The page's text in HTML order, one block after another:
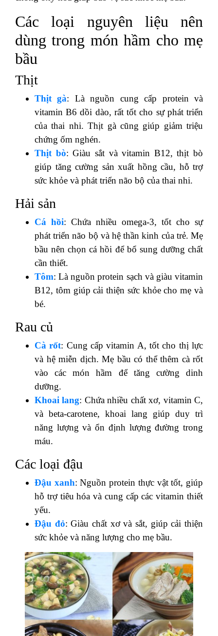
Các loại nguyên liệu nên
dùng trong món hầm cho mẹ
bầu
Thịt
Thịt gà: Là nguồn cung cấp protein và
vitamin B6 dồi dào, rất tốt cho sự phát triển
của thai nhi. Thịt gà cũng giúp giảm triệu
chứng ốm nghén.
Thịt bò: Giàu sắt và vitamin B12, thịt bò
giúp tăng cường sản xuất hồng cầu, hỗ trợ
sức khỏe và phát triển não bộ của thai nhi.
Hải sản
Cá hồi: Chứa nhiều omega-3, tốt cho sự
phát triển não bộ và hệ thần kinh của trẻ. Mẹ
bầu nên chọn cá hồi để bổ sung dưỡng chất
cần thiết.
Tôm: Là nguồn protein sạch và giàu vitamin
B12, tôm giúp cải thiện sức khỏe cho mẹ và
bé.
Rau củ
Cà rốt: Cung cấp vitamin A, tốt cho thị lực
và hệ miễn dịch. Mẹ bầu có thể thêm cà rốt
vào các món hầm để tăng cường dinh
dưỡng.
Khoai lang: Chứa nhiều chất xơ, vitamin C,
và beta-carotene, khoai lang giúp duy trì
năng lượng và ổn định lượng đường trong
máu.
Các loại đậu
Đậu xanh: Nguồn protein thực vật tốt, giúp
hỗ trợ tiêu hóa và cung cấp các vitamin thiết
yếu.
Đậu đỏ: Giàu chất xơ và sắt, giúp cải thiện
sức khỏe và năng lượng cho mẹ bầu.